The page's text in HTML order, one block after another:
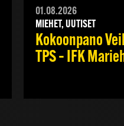
01.08.2026
MIEHET, UUTISET
Kokoonpano
TPS – IFK